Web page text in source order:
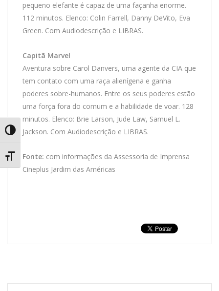
Alternar Alto Contraste
Alternar Tamanho da Fonte
pequeno elefante é capaz de uma façanha enorme.
112 minutos. Elenco: Colin Farrell, Danny DeVito, Eva
Green. Com Audiodescrição e LIBRAS.
Capitã Marvel
Aventura sobre Carol Danvers, uma agente da CIA que
tem contato com uma raça alienígena e ganha
poderes sobre-humanos. Entre os seus poderes estão
uma força fora do comum e a habilidade de voar. 128
minutos. Elenco: Brie Larson, Jude Law, Samuel L.
Jackson. Com Audiodescrição e LIBRAS.
Fonte: com informações da Assessoria de Imprensa
Cineplus Jardim das Américas